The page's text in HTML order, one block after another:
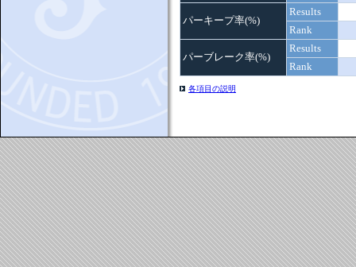
パーキープ率(%)
Results
Rank
パーブレーク率(%)
Results
Rank
各項目の説明